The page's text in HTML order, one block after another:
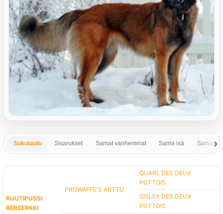
Sukutaulu Sisarukset Samat vanhemmat Sama isä Sama
RUUTIPUSSI
BERSERKKI
PROWAFFE'S ARTTU
QUARL DES DEUX
POTTOIS
SISLEY DES DEUX
POTTOIS